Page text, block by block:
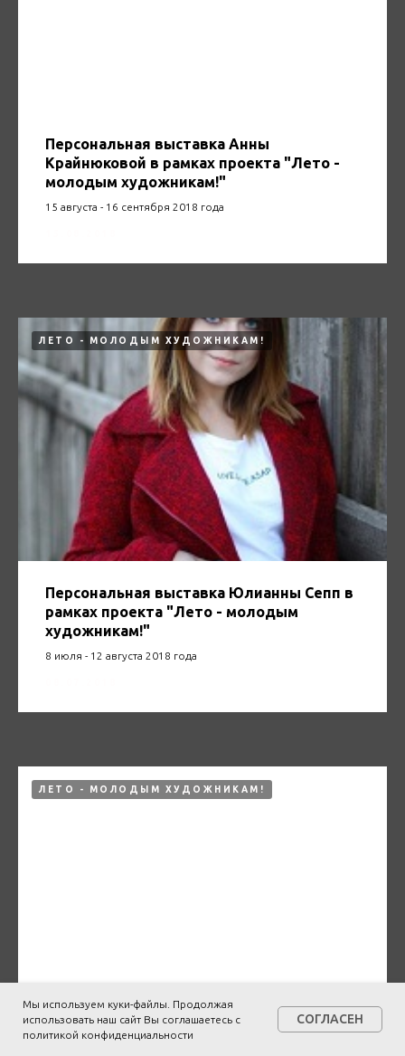
Персональная выставка Анны
Крайнюковой в рамках проекта "Лето -
молодым художникам!"
15 августа - 16 сентября 2018 года
ЛЕТО - МОЛОДЫМ ХУДОЖНИКАМ!
Персональная выставка Юлианны Сепп в
рамках проекта "Лето - молодым
художникам!"
8 июля - 12 августа 2018 года
ЛЕТО - МОЛОДЫМ ХУДОЖНИКАМ!
Персональная выставка Натальи Гаранжа
Мы используем куки-файлы. Продолжая
использовать наш сайт Вы соглашаетесь с
политикой конфиденциальности
СОГЛАСЕН